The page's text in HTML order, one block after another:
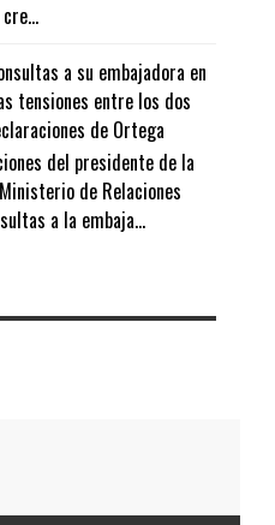
a su embajadora en
tensiones entre los dos
de Ortega
del presidente de la
de Relaciones
a la embaja...